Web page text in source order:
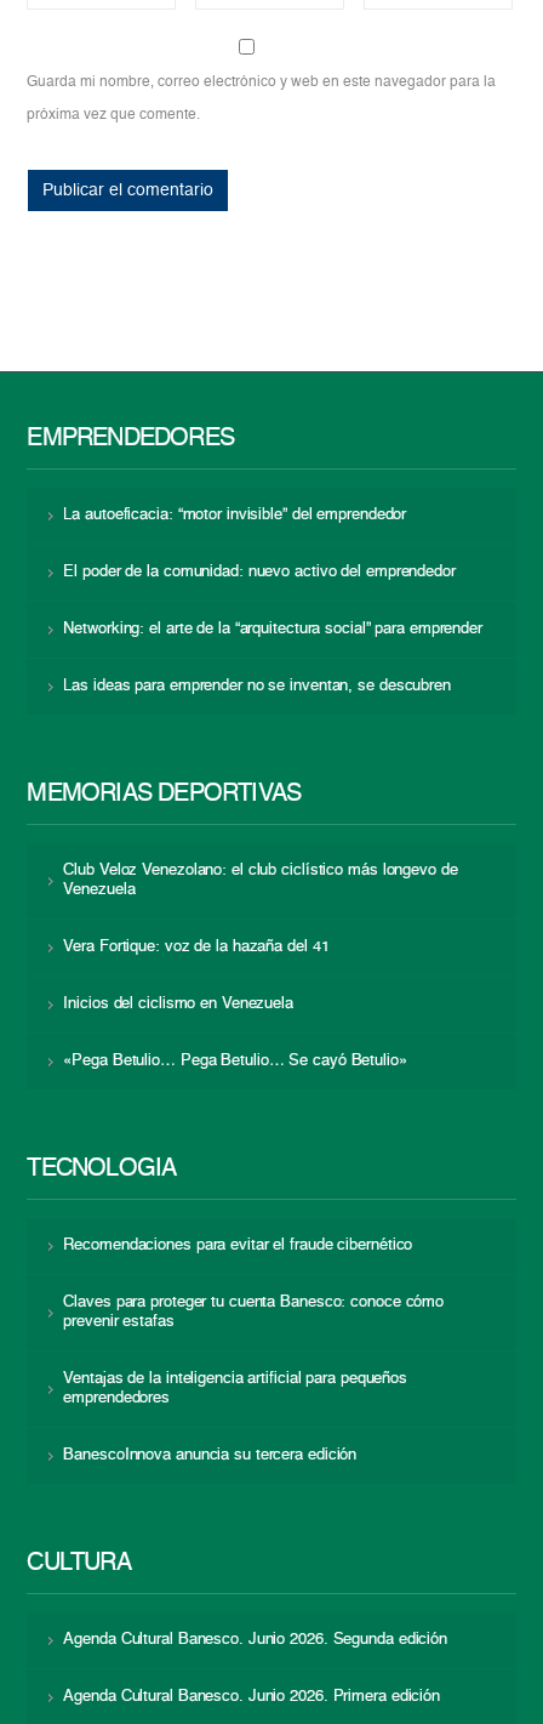
Guarda mi nombre, correo electrónico y web en este navegador para la
próxima vez que comente.
EMPRENDEDORES
La autoeficacia: “motor invisible” del emprendedor
El poder de la comunidad: nuevo activo del emprendedor
Networking: el arte de la “arquitectura social” para emprender
Las ideas para emprender no se inventan, se descubren
MEMORIAS DEPORTIVAS
Club Veloz Venezolano: el club ciclístico más longevo de
Venezuela
Vera Fortique: voz de la hazaña del 41
Inicios del ciclismo en Venezuela
«Pega Betulio… Pega Betulio… Se cayó Betulio»
TECNOLOGÍA
Recomendaciones para evitar el fraude cibernético
Claves para proteger tu cuenta Banesco: conoce cómo
prevenir estafas
Ventajas de la inteligencia artificial para pequeños
emprendedores
BanescoInnova anuncia su tercera edición
CULTURA
Agenda Cultural Banesco. Junio 2026. Segunda edición
Agenda Cultural Banesco. Junio 2026. Primera edición